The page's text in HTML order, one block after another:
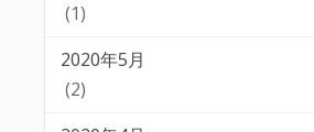
(1)
2020年5月
(2)